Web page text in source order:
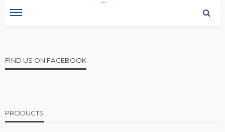
FIND US ON FACEBOOK
PRODUCTS